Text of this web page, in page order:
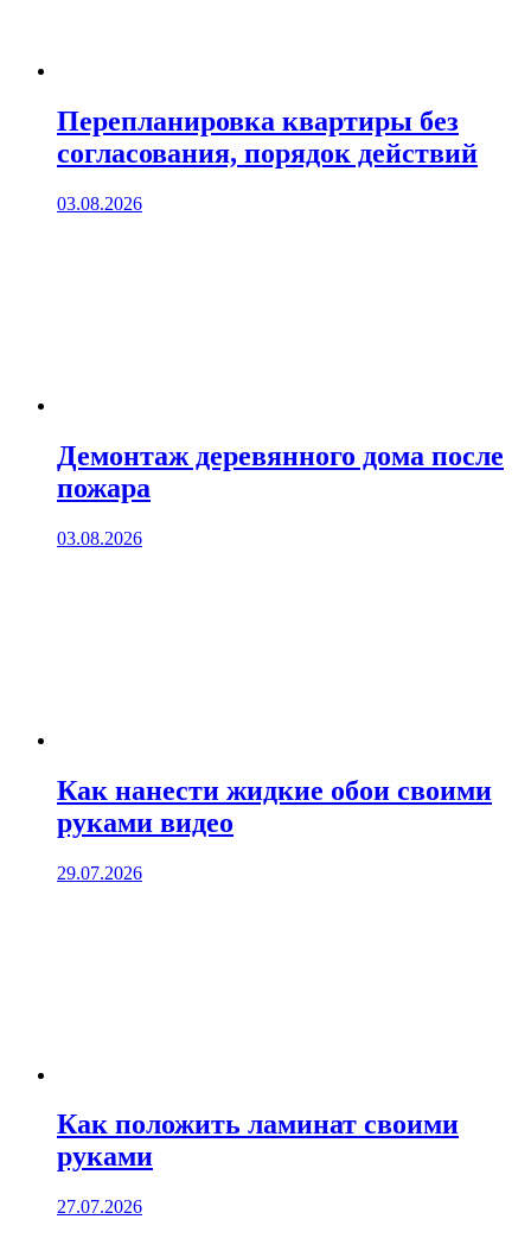
Перепланировка квартиры без
согласования, порядок действий
03.08.2026
Демонтаж деревянного дома после
пожара
03.08.2026
Как нанести жидкие обои своими
руками видео
29.07.2026
Как положить ламинат своими
руками
27.07.2026